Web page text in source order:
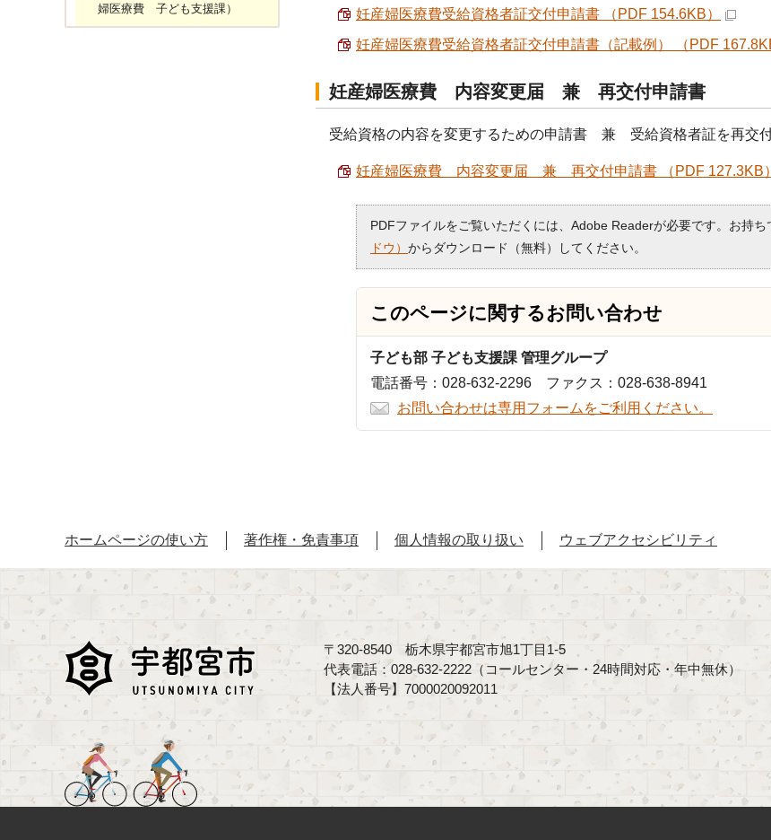
妊産婦医療費受給資格者証交付申請書 （PDF 154.6KB）
妊産婦医療費受給資格者証交付申請書（記載例） （PDF
妊産婦医療費 内容変更届 兼 再交付申請書
受給資格の内容を変更するための申請書 兼 受給資格者証を再交
妊産婦医療費 内容変更届 兼 再交付申請書 （PDF 127.3KB）
PDFファイルをご覧いただくには、Adobe Readerが必要です。お持ち
ドウ） からダウンロード（無料）してください。
このページに関するお問い合わせ
子ども部 子ども支援課 管理グループ
電話番号：028-632-2296 ファクス：028-638-8941
お問い合わせは専用フォームをご利用ください。
婦医療費 子ども支援課）
ホームページの使い方 著作権・免責事項 個人情報の取り扱い ウェブアクセシビリティ
〒320-8540 栃木県宇都宮市旭1丁目1-5
代表電話：028-632-2222（コールセンター・24時間対応・年中無休）
【法人番号】7000020092011